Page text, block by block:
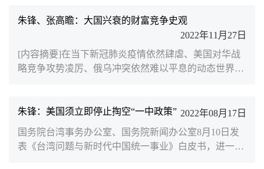
（G20）峰会、亚太经合组织（APEC）领导人非正式
会议等三场重要多边会议，让世界聚焦“亚洲时刻”。最
近两周，随着东盟峰会及东亚合作领导人系列会议、二
十国集团（G20）峰会以及亚太经合组织（APEC）领
朱锋、张高瞻：大国兴衰的财富竞争史观
2022年11月27日
[内容摘要]在当下新冠肺炎疫情依然肆虐、美国对华战
略竞争攻势凌厉、俄乌冲突依然难以平息的动态世界格
政治提供了全新的视角。全书从政治学、经济学和金融
学的角度出发，梳理回顾了人类近代历史上的几个主要
动荡时期，总结了国家间绵绵不息的权力、利益和财富
竞争中的规律和曾经不断使用的各种教条和原则。在这
朱锋：美国须立即停止掏空“一中政策” 2022年08月17日
国务院台湾事务办公室、国务院新闻办公室8月10日发
表《台湾问题与新时代中国统一事业》白皮书，进一步